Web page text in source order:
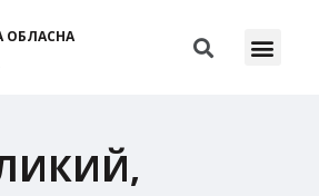
ОБЛАСНА